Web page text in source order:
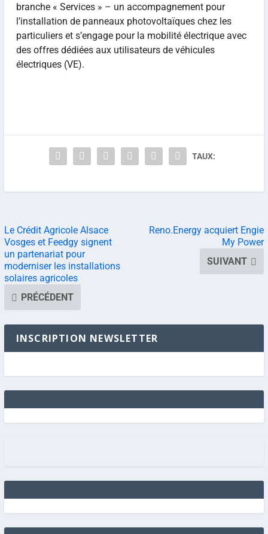
branche « Services » – un accompagnement pour
l’installation de panneaux photovoltaïques chez les
particuliers et s’engage pour la mobilité électrique avec
des offres dédiées aux utilisateurs de véhicules
électriques (VE).
TAUX:
Le Crédit Agricole Alsace
Vosges et Feedgy signent
un partenariat pour
moderniser les installations
solaires agricoles
PRÉCÉDENT
Reno.Energy acquiert Engie
My Power
SUIVANT
INSCRIPTION NEWSLETTER